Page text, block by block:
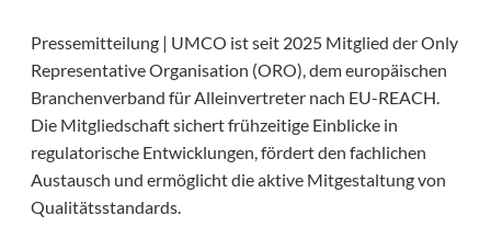
Pressemitteilung | UMCO ist seit 2025 Mitglied der Only
Representative Organisation (ORO), dem europäischen
Branchenverband für Alleinvertreter nach EU-REACH.
Die Mitgliedschaft sichert frühzeitige Einblicke in
regulatorische Entwicklungen, fördert den fachlichen
Austausch und ermöglicht die aktive Mitgestaltung von
Qualitätsstandards.